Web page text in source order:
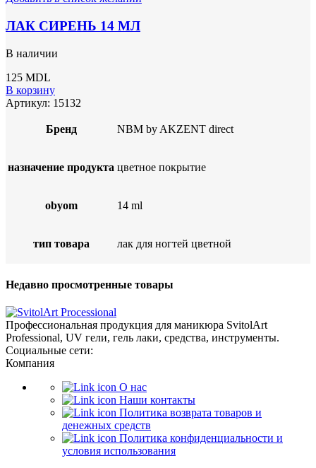
ЛАК СИРЕНЬ 14 МЛ
В наличии
125 MDL
В корзину
Артикул: 15132
Бренд NBM by AKZENT direct
назначение продукта цветное покрытие
obyom 14 ml
тип товара лак для ногтей цветной
Недавно просмотренные товары
Профессиональная продукция для маникюра SvitolArt
Professional, UV гели, гель лаки, средства, инструменты.
Социальные сети:
Компания
О нас
Наши контакты
Политика возврата товаров и
денежных средств
Политика конфиденциальности и
условия использования